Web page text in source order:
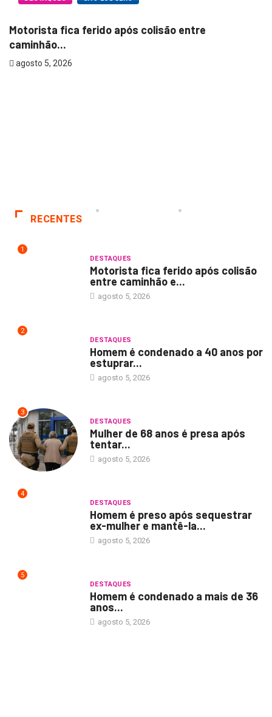
Motorista fica ferido após colisão entre
caminhão...
agosto 5, 2026
RECENTES
1
DESTAQUES
Motorista fica ferido após colisão
entre caminhão e...
agosto 5, 2026
2
DESTAQUES
Homem é condenado a 40 anos por
estuprar...
agosto 5, 2026
3
DESTAQUES
Mulher de 68 anos é presa após
tentar...
agosto 5, 2026
4
DESTAQUES
Homem é preso após sequestrar
ex-mulher e mantê-la...
agosto 5, 2026
5
DESTAQUES
Homem é condenado a mais de 36
anos...
agosto 5, 2026